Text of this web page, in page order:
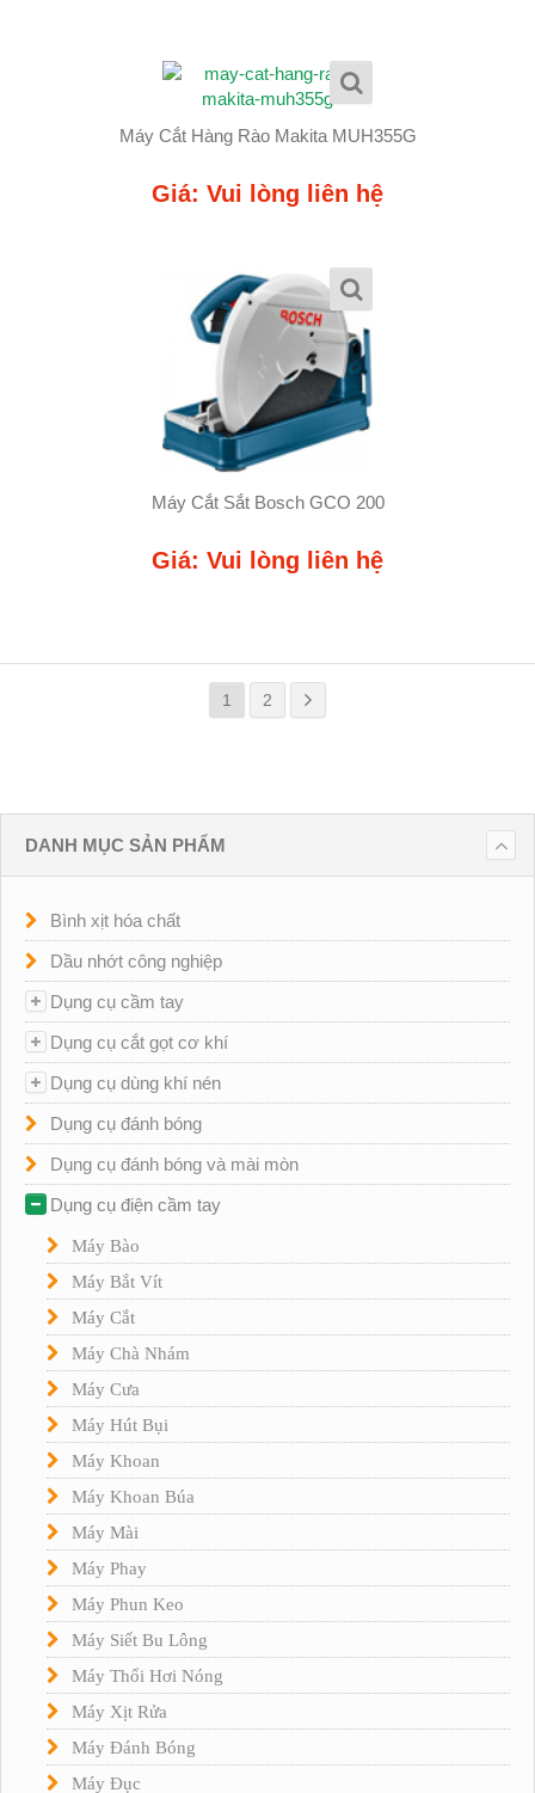
Máy Cắt Hàng Rào Makita MUH355G
Giá: Vui lòng liên hệ
Máy Cắt Sắt Bosch GCO 200
Giá: Vui lòng liên hệ
1 2
DANH MỤC SẢN PHẨM
Bình xịt hóa chất
Dầu nhớt công nghiệp
Dụng cụ cầm tay
Dụng cụ cắt gọt cơ khí
Dụng cụ dùng khí nén
Dụng cụ đánh bóng
Dụng cụ đánh bóng và mài mòn
Dụng cụ điện cầm tay
Máy Bào
Máy Bắt Vít
Máy Cắt
Máy Chà Nhám
Máy Cưa
Máy Hút Bụi
Máy Khoan
Máy Khoan Búa
Máy Mài
Máy Phay
Máy Phun Keo
Máy Siết Bu Lông
Máy Thổi Hơi Nóng
Máy Xịt Rửa
Máy Đánh Bóng
Máy Đục